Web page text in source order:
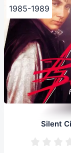
1985-1989
Silent